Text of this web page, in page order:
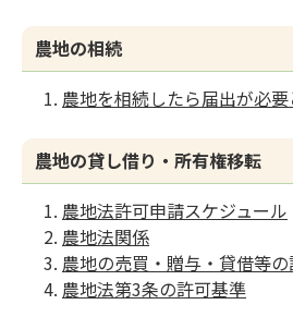
農地の相続
農地を相続したら届出が必
農地の貸し借り・所有権移転
農地法許可申請スケジュール
農地法関係
農地の売買・贈与・貸借等の
農地法第3条の許可基準